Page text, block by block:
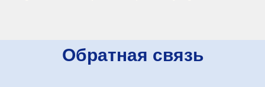
Обратная связь